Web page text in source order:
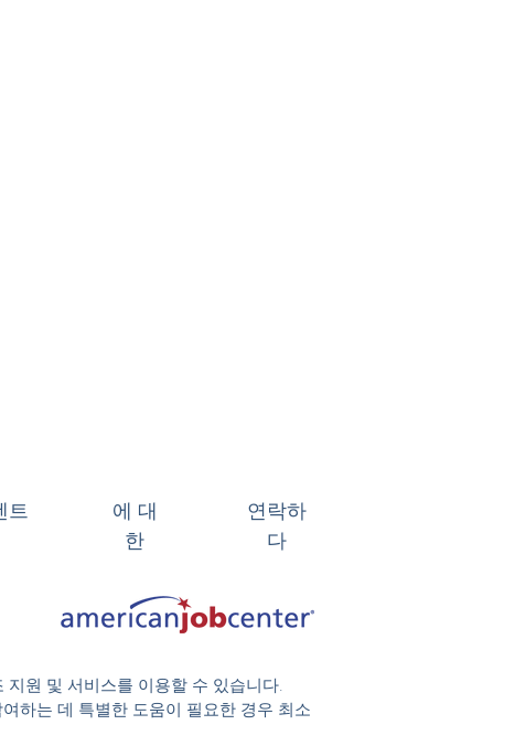
트
에 대
한
연락하
다
원 및 서비스를 이용할 수 있습니다.
하는 데 특별한 도움이 필요한 경우 최소